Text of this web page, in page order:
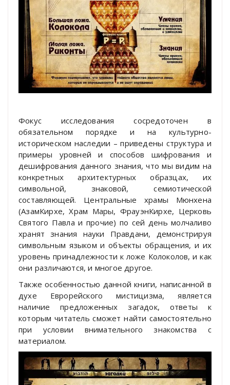
Фокус исследования сосредоточен в
обязательном порядке и на культурно-
историческом наследии – приведены структура и
примеры уровней и способов шифрования и
дешифрования данного знания, что мы видим на
конкретных архитектурных образцах, их
символьной, знаковой, семиотической
составляющей. Центральные храмы Мюнхена
(АзамКирхе, Храм Мары, ФрауэнКирхе, Церковь
Святого Павла и прочие) по сей день молчаливо
хранят знания науки Правдани, демонстрируя
символьным языком и объекты обращения, и их
уровень принадлежности к ложе Колоколов, и как
они различаются, и многое другое.
Также особенностью данной книги, написанной в
духе Еврорейского мистицизма, является
наличие предложенных загадок, ответы к
которым читатель сможет найти самостоятельно
при условии внимательного знакомства с
материалом.